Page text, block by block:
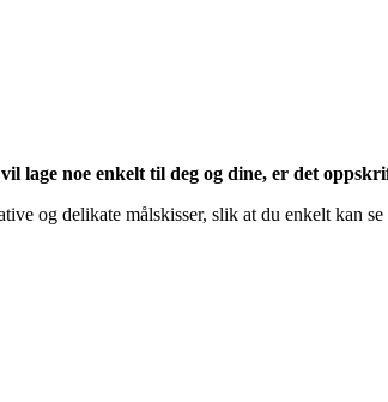
lage noe enkelt til deg og dine, er det
og delikate målskisser, slik at du enkelt kan